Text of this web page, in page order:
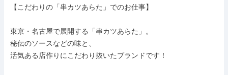
【こだわりの「串カツあらた」でのお仕事】
東京・名古屋で展開する「串カツあらた」。
秘伝のソースなどの味と、
活気ある店作りにこだわり抜いたブランドです！